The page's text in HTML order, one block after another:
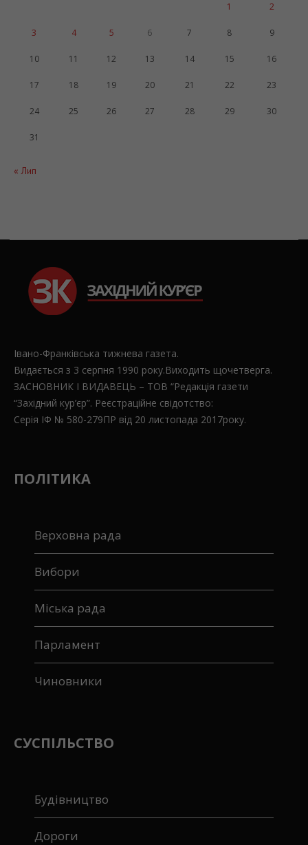
« Лип
1 2
3 4 5 6 7 8 9
10 11 12 13 14 15 16
17 18 19 20 21 22 23
24 25 26 27 28 29 30
31
Івано-Франківська тижнева газета.
Видається з 3 серпня 1990 року.Виходить щочетверга.
ЗАСНОВНИК І ВИДАВЕЦЬ – ТОВ “Редакція газети
“Західний кур’єр”. Реєстраційне свідотство:
Серія ІФ № 580-279ПР від 20 листопада 2017року.
ПОЛІТИКА
Верховна рада
Вибори
Міська рада
Парламент
Чиновники
СУСПІЛЬСТВО
Будівництво
Дороги